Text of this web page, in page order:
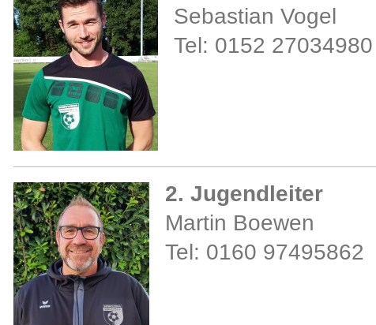
Sebastian Vogel
Tel: 0152 27034980
2. Jugendleiter
Martin Boewen
Tel: 0160 97495862